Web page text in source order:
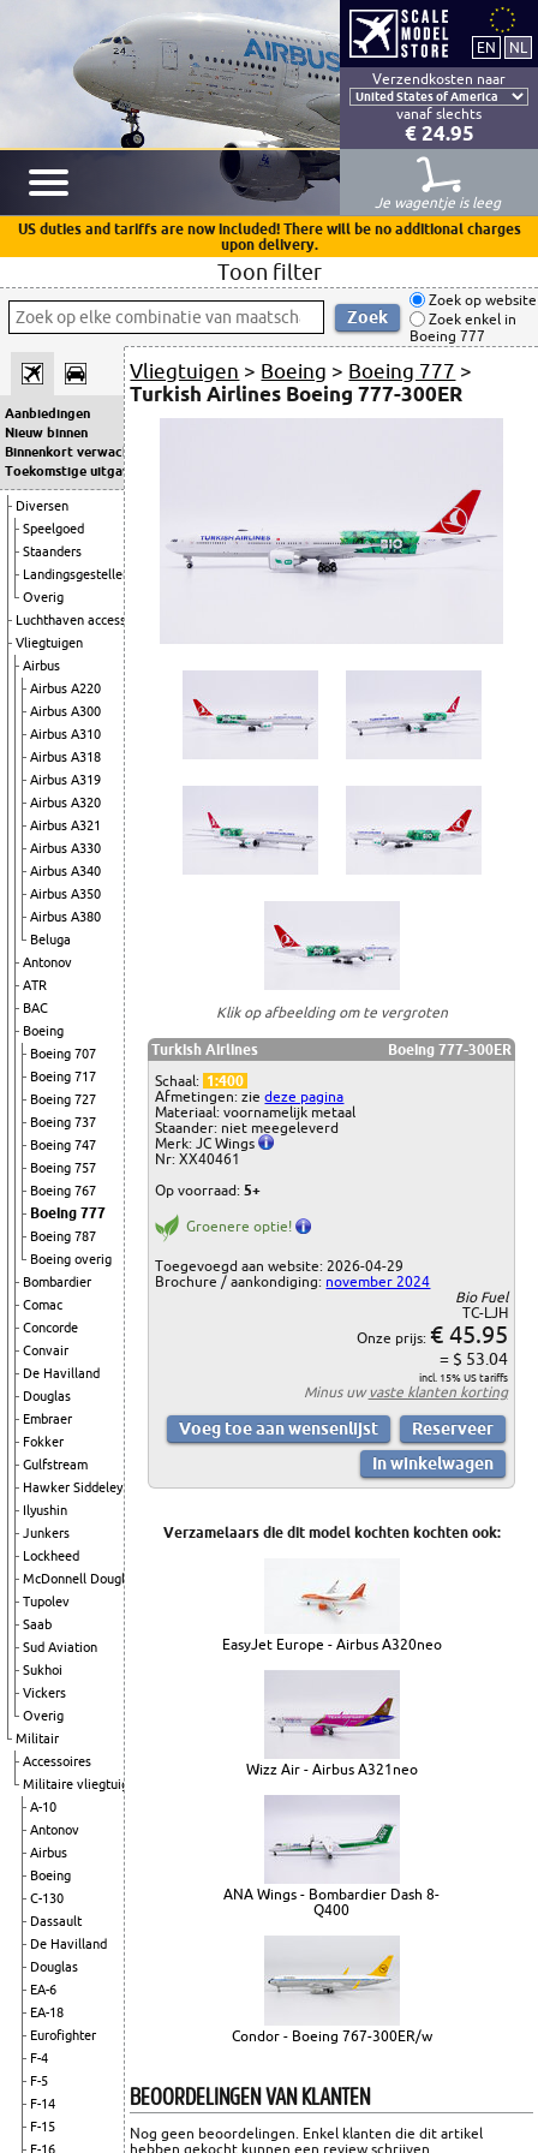
Verzendkosten naar
vanaf slechts
€ 24.95
Je wagentje is leeg
US duties and tariffs are now included! There will be no additional charges
upon delivery.
Toon filter
Zoek op website
Zoek enkel in
Boeing 777
Aanbiedingen
Nieuw binnen
Binnenkort verwacht
Toekomstige uitgaven
Diversen
Speelgoed
Staanders
Landingsgestellen
Overig
Luchthaven accessoires
Vliegtuigen
Airbus
Airbus A220
Airbus A300
Airbus A310
Airbus A318
Airbus A319
Airbus A320
Airbus A321
Airbus A330
Airbus A340
Airbus A350
Airbus A380
Beluga
Antonov
ATR
BAC
Boeing
Boeing 707
Boeing 717
Boeing 727
Boeing 737
Boeing 747
Boeing 757
Boeing 767
Boeing 777
Boeing 787
Boeing overig
Bombardier
Comac
Concorde
Convair
De Havilland
Douglas
Embraer
Fokker
Gulfstream
Hawker Siddeley
Ilyushin
Junkers
Lockheed
McDonnell Douglas
Tupolev
Saab
Sud Aviation
Sukhoi
Vickers
Overig
Militair
Accessoires
Militaire vliegtuigen
A-10
Antonov
Airbus
Boeing
C-130
Dassault
De Havilland
Douglas
EA-6
EA-18
Eurofighter
F-4
F-5
F-14
F-15
F-16
Vliegtuigen > Boeing > Boeing 777 >
Turkish Airlines Boeing 777-300ER
Klik op afbeelding om te vergroten
Turkish Airlines
Boeing 777-300ER
Schaal: 1:400
Afmetingen: ziedeze pagina
Materiaal: voornamelijk metaal
Staander: niet meegeleverd
Merk: JC Wings
Nr: XX40461
Op voorraad: 5+
Groenere optie!
Toegevoegd aan website: 2026-04-29
Brochure / aankondiging: november 2024
Bio Fuel
TC-LJH
Onze prijs: € 45.95
= $ 53.04
incl. 15% US tariffs
Minus uwvaste klanten korting
Verzamelaars die dit model kochten kochten ook:
EasyJet Europe - Airbus A320neo
Wizz Air - Airbus A321neo
ANA Wings - Bombardier Dash 8-
Q400
Condor - Boeing 767-300ER/w
BEOORDELINGEN VAN KLANTEN
Nog geen beoordelingen. Enkel klanten die dit artikel
hebben gekocht kunnen een review schrijven.